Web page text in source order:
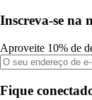
Inscreva-se na
Aproveite 10% de
Fique